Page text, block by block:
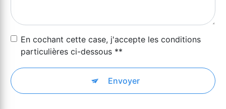
En cochant cette case, j'accepte les conditions
particulières ci-dessous **
Envoyer